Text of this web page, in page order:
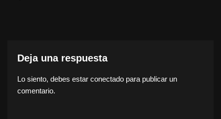
Deja una respuesta
Lo siento, debes estar conectado para publicar un
comentario.